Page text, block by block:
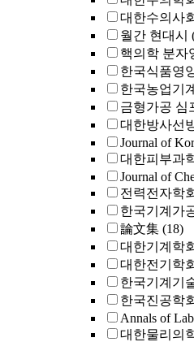
대한수의사
월간 현대시
핵의학 분자
한국식품영
한국농업기
금형가공 심
대한방사선
Journal of
대한피부과
Journal of
전력전자학
한국기계가
論文集 (18)
대한기계학
대한전기학
한국기계기
한국진공학
Annals of
대한물리의